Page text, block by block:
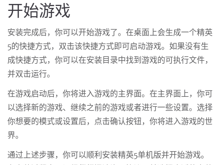
开始游戏
安装完成后，你可以开始游戏了。在桌面上会生成一个精英
5的快捷方式，双击该快捷方式即可启动游戏。如果没有生
成快捷方式，你可以在安装目录中找到游戏的可执行文件，
并双击运行。
在游戏启动后，你将进入游戏的主界面。在主界面上，你可
以选择新的游戏、继续之前的游戏或者进行一些设置。选择
你想要的模式或设置后，点击确认按钮，你将进入游戏的世
界。
通过上述步骤，你可以顺利安装精英5单机版并开始游戏。